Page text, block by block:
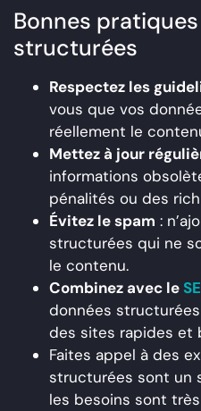
Bonnes
structurées
Respectez les
vous que vos
réellement le
Mettez à jour
informations
pénalités ou des
Évitez le spam :
structurées qui ne
le contenu.
Combinez avec le
données
des sites rapides et
Faites appel à des
structurées sont un
les besoins sont très